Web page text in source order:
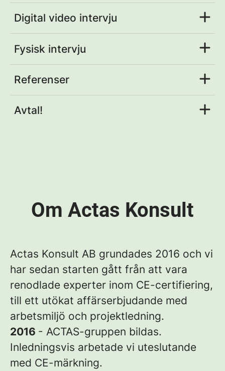
Digital video intervju
Fysisk intervju
Referenser
Avtal!
Om Actas Konsult
Actas Konsult AB grundades 2016 och vi
har sedan starten gått från att vara
renodlade experter inom CE-certifiering,
till ett utökat affärserbjudande med
arbetsmiljö och projektledning.
2016 - ACTAS-gruppen bildas.
Inledningsvis arbetade vi uteslutande
med CE-märkning.